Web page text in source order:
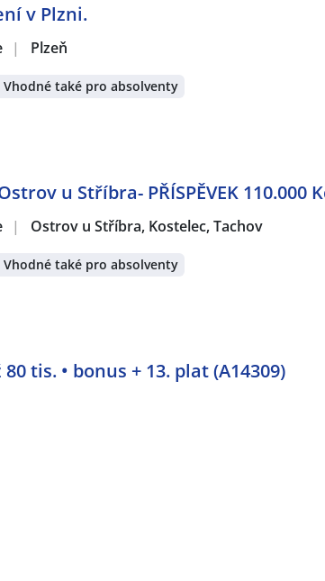
v Plzni.
| Plzeň
Vhodné také pro absolventy
u Stříbra- PŘÍSPĚVEK 110.000
| Ostrov u Stříbra, Kostelec, Tachov
Vhodné také pro absolventy
tis. • bonus + 13. plat (A14309)